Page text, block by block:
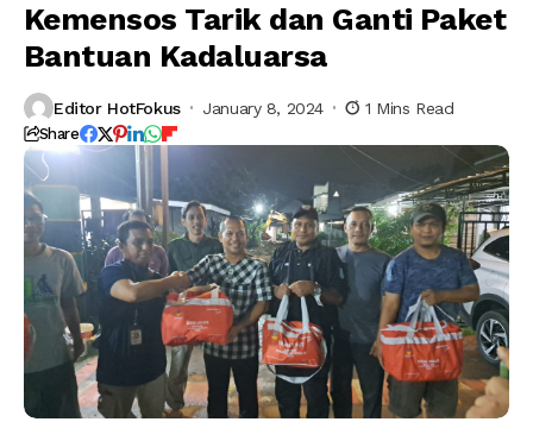
Kemensos Tarik dan Ganti Paket
Bantuan Kadaluarsa
Editor HotFokus January 8, 2024 1 Mins Read
Share